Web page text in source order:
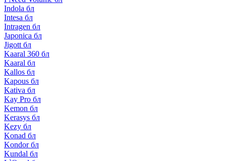
Indola бл
Intesa бл
Intragen бл
Japonica бл
Jigott бл
Kaaral 360 бл
Kaaral бл
Kallos бл
Kapous бл
Kativa бл
Kay Pro бл
Kemon бл
Kerasys бл
Kezy бл
Konad бл
Kondor бл
Kundal бл